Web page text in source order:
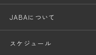
JABAについて
スケジュール